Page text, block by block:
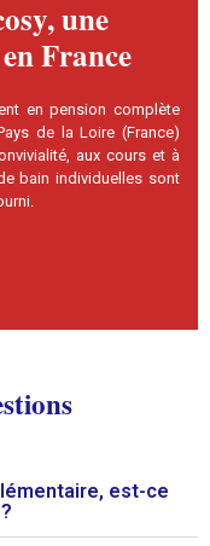
une
France
en pension complète
de la Loire (France)
aux cours et à
bain individuelles sont
est-ce